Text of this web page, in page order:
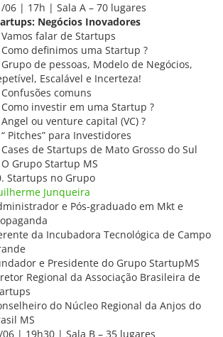
06 | 17h | Sala A – 70 lugares
Negócios Inovadores
Vamos falar de Startups
definimos uma Startup ?
de pessoas, Modelo de Negócios,
Escalável e Incerteza!
comuns
Como investir em uma Startup ?
ou venture capital (VC) ?
Pitches” para Investidores
de Startups de Mato Grosso do Sul
Grupo Startup MS
Startups no Grupo
Junqueira
e Pós-graduado em Mkt e
da Incubadora Tecnológica de Campo
e Presidente do Grupo StartupMS
Regional da Associação Brasileira de
do Núcleo Regional da Anjos do
MS
06 | 19h30 | Sala B – 35 lugares